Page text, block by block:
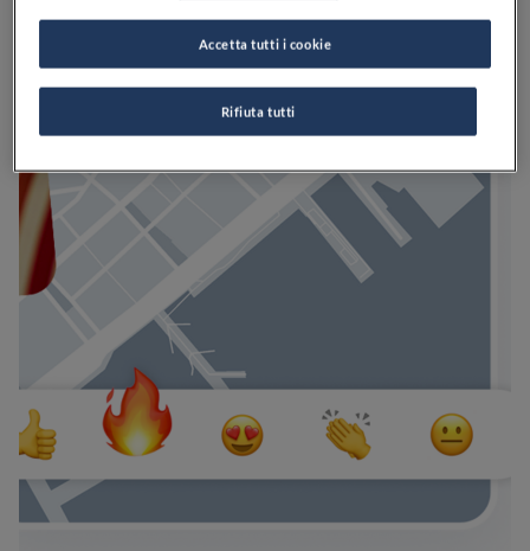
Rifiuta tutti
Accetta tutti i cookie